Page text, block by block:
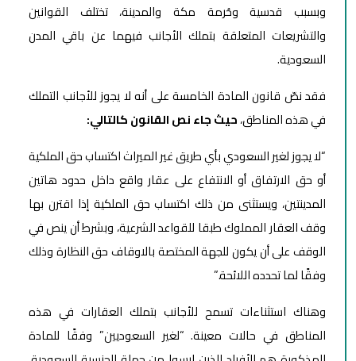
وبسبب قدسية وحُرمة مكة والمدينة، تختلف القوانين
والتشريعات المتعلقة بتملك الأجانب فيهما عن باقي المدن
السعودية.
فقد نصّ قانون المادة الخامسة على أنه لا يجوز للأجانب التملك
في هذه المناطق،حيث جاء نص القانون كالتالي:
“لا يجوز لغير السعودي بأي طريق غير الميراث اكتساب حق الملكية
أو حق الارتفاق أو الانتفاع على عقار واقع داخل حدود هاتين
المدينتين، ويستثنى من ذلك اكتساب حق الملكية إذا اقترن بها
وقف العقار المملوك طبقا للقواعد الشرعية، وبشرط أن ينص في
الوقف على أن يكون للجهة المختصة بالاوقاف حق النظارة وذلك
وفقًا لما تحدده اللائحة.”
وهناك استثناءات تسمح للأجانب بتملك العقارات في هذه
المناطق في حالات معينة. “لغير السعوديين” وفقًا للمادة